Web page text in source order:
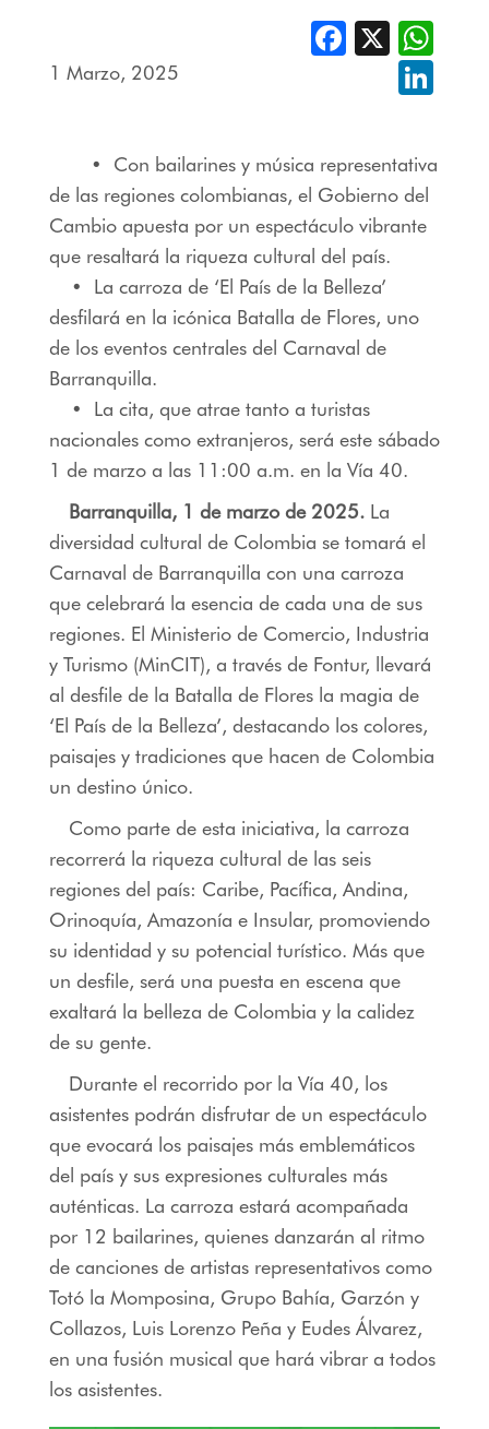
1 Marzo, 2025
Facebook
X
• Con bailarines y música representativa
de las regiones colombianas, el Gobierno del
Cambio apuesta por un espectáculo vibrante
que resaltará la riqueza cultural del país.
• La carroza de ‘El País de la Belleza’
desfilará en la icónica Batalla de Flores, uno
de los eventos centrales del Carnaval de
Barranquilla.
• La cita, que atrae tanto a turistas
nacionales como extranjeros, será este sábado
1 de marzo a las 11:00 a.m. en la Vía 40.
Barranquilla, 1 de marzo de 2025.La
diversidad cultural de Colombia se tomará el
Carnaval de Barranquilla con una carroza
que celebrará la esencia de cada una de sus
regiones. El Ministerio de Comercio, Industria
y Turismo (MinCIT), a través de Fontur, llevará
al desfile de la Batalla de Flores la magia de
‘El País de la Belleza’, destacando los colores,
paisajes y tradiciones que hacen de Colombia
un destino único.
Como parte de esta iniciativa, la carroza
recorrerá la riqueza cultural de las seis
regiones del país: Caribe, Pacífica, Andina,
Orinoquía, Amazonía e Insular, promoviendo
su identidad y su potencial turístico. Más que
un desfile, será una puesta en escena que
exaltará la belleza de Colombia y la calidez
de su gente.
Durante el recorrido por la Vía 40, los
asistentes podrán disfrutar de un espectáculo
que evocará los paisajes más emblemáticos
del país y sus expresiones culturales más
auténticas. La carroza estará acompañada
por 12 bailarines, quienes danzarán al ritmo
de canciones de artistas representativos como
Totó la Momposina, Grupo Bahía, Garzón y
Collazos, Luis Lorenzo Peña y Eudes Álvarez,
en una fusión musical que hará vibrar a todos
los asistentes.